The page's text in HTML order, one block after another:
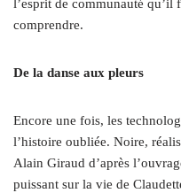
l’esprit de communauté
comprendre.
De la danse aux pleurs
Encore une fois, les
l’histoire oubliée. Noire,
Alain Giraud d’après
puissant sur la vie de